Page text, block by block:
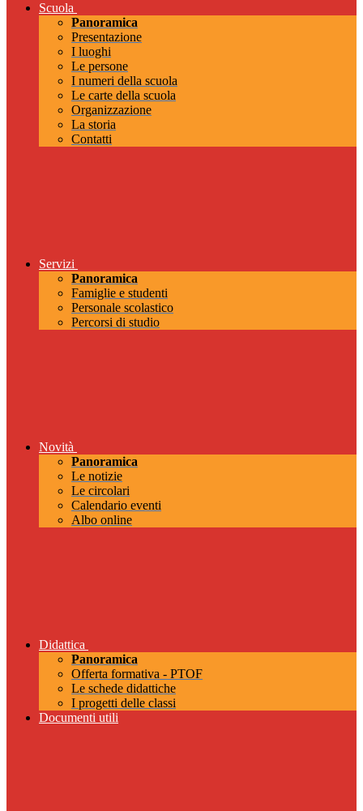
Scuola
Panoramica
Presentazione
I luoghi
Le persone
I numeri della scuola
Le carte della scuola
Organizzazione
La storia
Contatti
Servizi
Panoramica
Famiglie e studenti
Personale scolastico
Percorsi di studio
Novità
Panoramica
Le notizie
Le circolari
Calendario eventi
Albo online
Didattica
Panoramica
Offerta formativa - PTOF
Le schede didattiche
I progetti delle classi
Documenti utili